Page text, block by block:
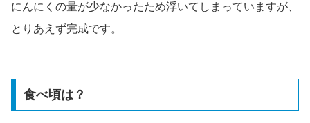
にんにくの量が少なかったため浮いてしまっていますが、
とりあえず完成です。
食べ頃は？